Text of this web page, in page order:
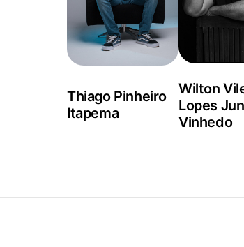
Thiago Pinheiro
Itapema
Wilton
Lopes
Vinhedo